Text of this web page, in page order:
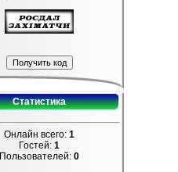
Статистика
Онлайн всего: 1
Гостей: 1
Пользователей: 0